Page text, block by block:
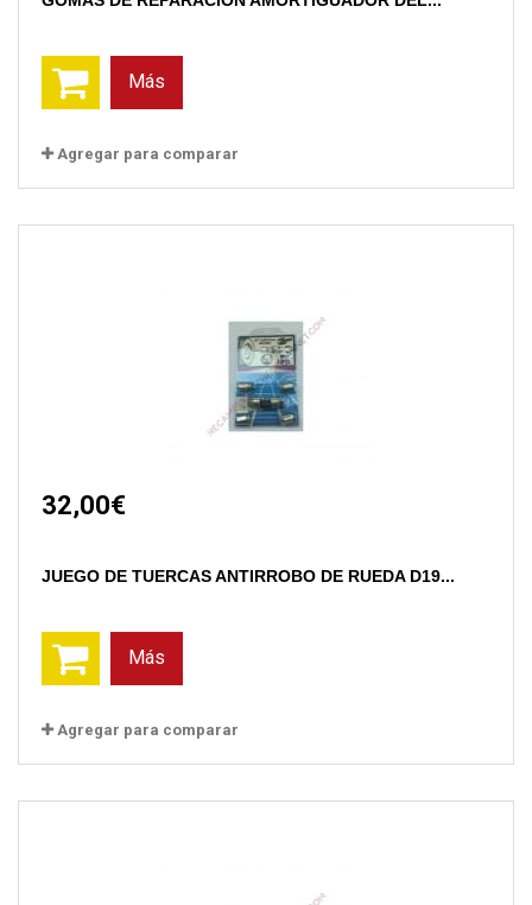
Más
Agregar para comparar
32,00€
JUEGO DE TUERCAS ANTIRROBO DE RUEDA D19...
Más
Agregar para comparar